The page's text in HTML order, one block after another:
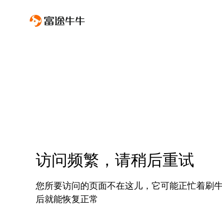
访问频繁，请稍后重试
您所要访问的页面不在这儿，它可能正忙着刷
后就能恢复正常